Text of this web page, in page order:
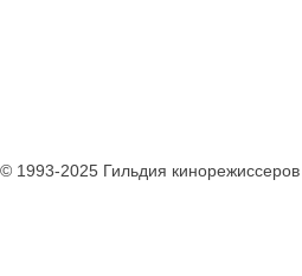
© 1993-2025 Гильдия кинорежиссеров